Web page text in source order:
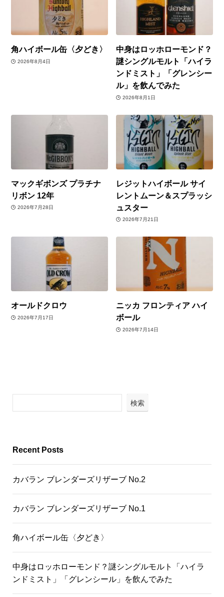
角ハイボール缶〈夕どき〉
2026年8月4日
中身はロッホローモンド？
謎シングルモルト「ハイラ
ンドミスト」「グレンシー
ル」を飲んでみた
2026年8月1日
マックギボンズ プラチナ
リボン 12年
2026年7月28日
レジットハイボール サイ
レントムーン＆スプラッシ
ュスター
2026年7月21日
オールドクロウ
2026年7月17日
ニッカ フロンティア ハイ
ボール
2026年7月14日
検索
Recent Posts
カバラン ブレンダーズリザーブ No.2
カバラン ブレンダーズリザーブ No.1
角ハイボール缶〈夕どき〉
中身はロッホローモンド？謎シングルモルト「ハイラ
ンドミスト」「グレンシール」を飲んでみた